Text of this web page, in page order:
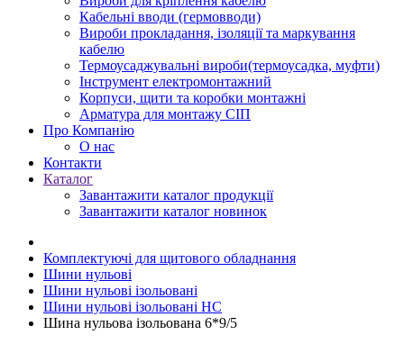
Кабельні вводи (гермовводи)
Вироби прокладання, iзоляції та маркування
кабелю
Термоусаджувальні вироби(термоусадка, муфти)
Інструмент електромонтажний
Корпуси, щити та коробки монтажні
Арматура для монтажу СІП
Про Компанію
О нас
Контакти
Каталог
Завантажити каталог продукції
Завантажити каталог новинок
Комплектуючі для щитового обладнання
Шини нульові
Шини нульові ізольовані
Шини нульові ізольовані НС
Шина нульова ізольована 6*9/5